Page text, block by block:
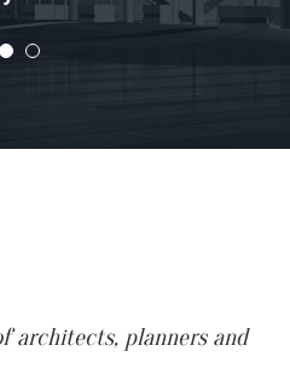
architects, planners and